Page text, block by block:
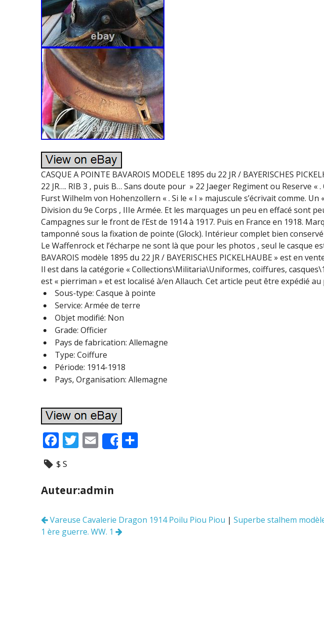
CASQUE A POINTE BAVAROIS MODELE 1895 du 22 JR / BAYERISCHES
22 JR…. RIB 3 , puis B… Sans doute pour » 22 Jaeger Regiment ou Reserve
Furst Wilhelm von Hohenzollern « . Si le « I » majuscule s’écrivait comme. Un
Division du 9e Corps , IIIe Armée. Et les marquages un peu en effacé sont
Campagnes sur le front de l’Est de 1914 à 1917. Puis en France en 1918.
tamponné sous la fixation de pointe (Glock). Intérieur complet bien conservé
Le Waffenrock et l’écharpe ne sont là que pour les photos , seul le casque
BAVAROIS modèle 1895 du 22 JR / BAYERISCHES PICKELHAUBE » est en
Il est dans la catégorie « Collections\Militaria\Uniformes, coiffures,
est « pierriman » et est localisé à/en Allauch. Cet article peut être expédié au
Sous-type: Casque à pointe
Service: Armée de terre
Objet modifié: Non
Grade: Officier
Pays de fabrication: Allemagne
Type: Coiffure
Période: 1914-1918
Pays, Organisation: Allemagne
F
ac
e
b
o
k
T
er
E
m
l
Share
$ S
Auteur:admin
Navigation
des
Vareuse Cavalerie Dragon 1914 Poilu Piou Piou | Superbe stalhem
1 ère guerre. WW. 1